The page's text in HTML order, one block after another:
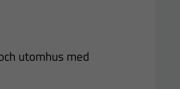
utomhus med